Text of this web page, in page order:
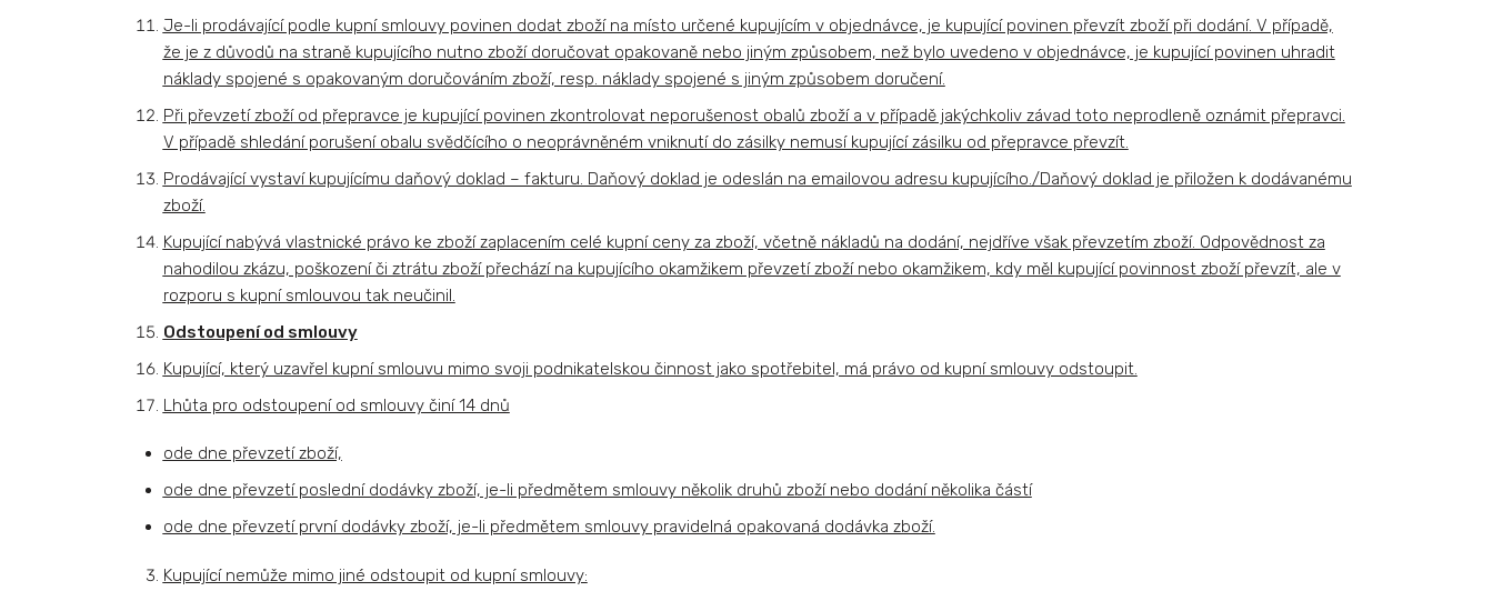
Je-li prodávající podle kupní smlouvy povinen dodat zboží na místo určené kupujícím v objednávce, je kupující povinen převzít zboží při dodání. V případě,
že je z důvodů na straně kupujícího nutno zboží doručovat opakovaně nebo jiným způsobem, než bylo uvedeno v objednávce, je kupující povinen uhradit
náklady spojené s opakovaným doručováním zboží, resp. náklady spojené s jiným způsobem doručení.
Při převzetí zboží od přepravce je kupující povinen zkontrolovat neporušenost obalů zboží a v případě jakýchkoliv závad toto neprodleně oznámit přepravci.
V případě shledání porušení obalu svědčícího o neoprávněném vniknutí do zásilky nemusí kupující zásilku od přepravce převzít.
Prodávající vystaví kupujícímu daňový doklad – fakturu. Daňový doklad je odeslán na emailovou adresu kupujícího./Daňový doklad je přiložen k dodávanému
zboží.
Kupující nabývá vlastnické právo ke zboží zaplacením celé kupní ceny za zboží, včetně nákladů na dodání, nejdříve však převzetím zboží. Odpovědnost za
nahodilou zkázu, poškození či ztrátu zboží přechází na kupujícího okamžikem převzetí zboží nebo okamžikem, kdy měl kupující povinnost zboží převzít, ale v
rozporu s kupní smlouvou tak neučinil.
Odstoupení od smlouvy
Kupující, který uzavřel kupní smlouvu mimo svoji podnikatelskou činnost jako spotřebitel, má právo od kupní smlouvy odstoupit.
Lhůta pro odstoupení od smlouvy činí 14 dnů
ode dne převzetí zboží,
ode dne převzetí poslední dodávky zboží, je-li předmětem smlouvy několik druhů zboží nebo dodání několika částí
ode dne převzetí první dodávky zboží, je-li předmětem smlouvy pravidelná opakovaná dodávka zboží.
Kupující nemůže mimo jiné odstoupit od kupní smlouvy: